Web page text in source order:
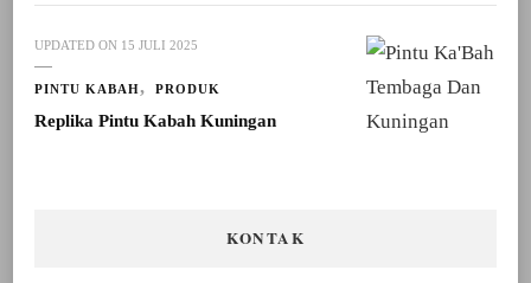
UPDATED ON 15 JULI 2025
PINTU KABAH PRODUK
Replika Pintu Kabah Kuningan
KONTAK